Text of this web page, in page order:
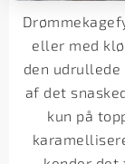
eller med
den
af det
kun på